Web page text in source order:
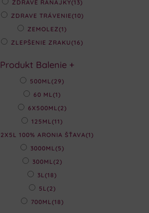
ZDRAVÉ RAŇAJKY(13)
ZDRAVE TRÁVENIE(10)
ZEMOLEZ(1)
ZLEPŠENIE ZRAKU(16)
Produkt Balenie +
500ML(29)
60 ML(1)
6X500ML (2)
125ML(11)
2X5L 100% ARONIA ŠŤAVA(1)
3000ML (5)
300ML (2)
3L(18)
5L (2)
700ML (18)